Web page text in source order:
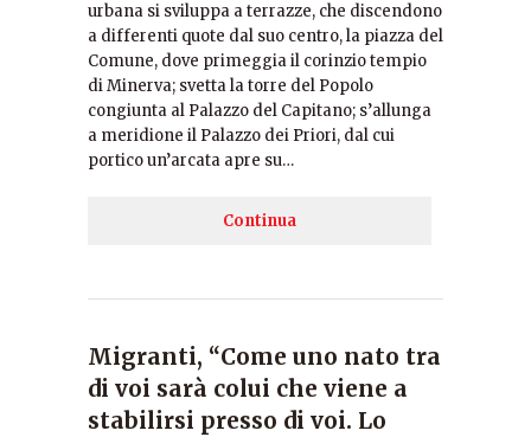
urbana si sviluppa a terrazze, che discendono
a differenti quote dal suo centro, la piazza del
Comune, dove primeggia il corinzio tempio
di Minerva; svetta la torre del Popolo
congiunta al Palazzo del Capitano; s’allunga
a meridione il Palazzo dei Priori, dal cui
portico un’arcata apre su…
Continua
Migranti, “Come uno nato tra
di voi sarà colui che viene a
stabilirsi presso di voi. Lo